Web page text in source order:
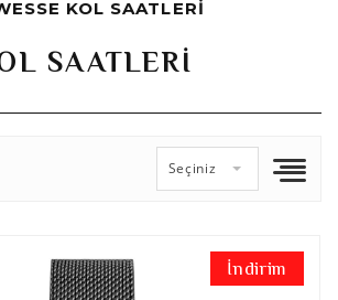
KOL SAATLERI
SAATLERI
Seçiniz
İndirim